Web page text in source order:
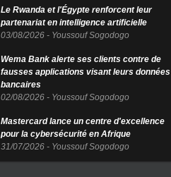
Le Rwanda et l'Égypte renforcent leur
partenariat en intelligence artificielle
03/08/2026 - Youssouf Sogodogo
Wema Bank alerte ses clients contre de
fausses applications visant leurs données
bancaires
02/08/2026 - Youssouf Sogodogo
Mastercard lance un centre d'excellence
pour la cybersécurité en Afrique
31/07/2026 - Youssouf Sogodogo